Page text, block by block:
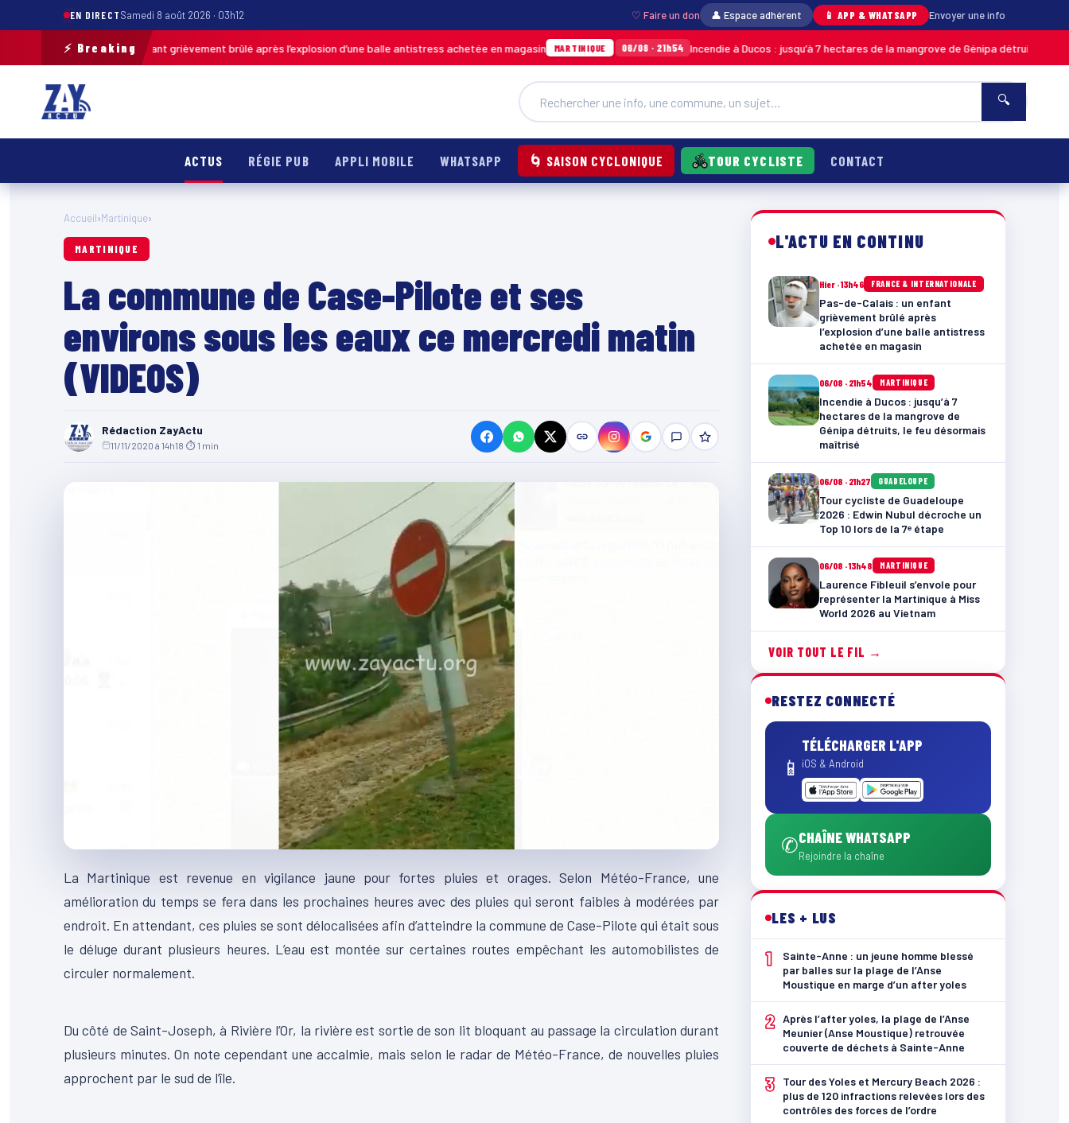
EN DIRECTSamedi 8 août 2026 · 03h12 ♡ Faire un don 👤 Espace adhérent 📱 APP & WHATSAPP Envoyer une info
⚡ Breaking
de-Calais : un enfant grièvement brûlé après l’explosion d’une balle antistress achetée en magasin MARTINIQUE 06/08 · 21h54 Incendie à Ducos : jusqu’à 7 hectares de la mangrove de Génipa détruits, le feu
🔍
ACTUS RÉGIE PUB APPLI MOBILE WHATSAPP 🌀 SAISON CYCLONIQUE TOUR CYCLISTE CONTACT
Accueil›Martinique›
MARTINIQUE
La commune de Case-Pilote et ses
environs sous les eaux ce mercredi matin
(VIDEOS)
Rédaction ZayActu
11/11/2020 à 14h18 ⏱ 1 min
La Martinique est revenue en vigilance jaune pour fortes pluies et orages. Selon Météo-France, une
amélioration du temps se fera dans les prochaines heures avec des pluies qui seront faibles à modérées par
endroit. En attendant, ces pluies se sont délocalisées afin d’atteindre la commune de Case-Pilote qui était sous
le déluge durant plusieurs heures. L’eau est montée sur certaines routes empêchant les automobilistes de
circuler normalement.
vidéo
Du côté de Saint-Joseph, à Rivière l’Or, la rivière est sortie de son lit bloquant au passage la circulation durant
plusieurs minutes. On note cependant une accalmie, mais selon le radar de Météo-France, de nouvelles pluies
approchent par le sud de l’île.
L'ACTU EN CONTINU
Hier · 13h46 FRANCE & INTERNATIONALE
Pas-de-Calais : un enfant
grièvement brûlé après
l’explosion d’une balle antistress
achetée en magasin
06/08 · 21h54 MARTINIQUE
Incendie à Ducos : jusqu’à 7
hectares de la mangrove de
Génipa détruits, le feu désormais
maîtrisé
06/08 · 21h27 GUADELOUPE
Tour cycliste de Guadeloupe
2026 : Edwin Nubul décroche un
Top 10 lors de la 7ᵉ étape
06/08 · 13h48 MARTINIQUE
Laurence Fibleuil s’envole pour
représenter la Martinique à Miss
World 2026 au Vietnam
VOIR TOUT LE FIL →
RESTEZ CONNECTÉ
📱
TÉLÉCHARGER L'APP
iOS & Android
✆CHAÎNE WHATSAPP
Rejoindre la chaîne
LES + LUS
1
Sainte-Anne : un jeune homme blessé
par balles sur la plage de l’Anse
Moustique en marge d’un after yoles
2 Après l’after yoles, la plage de l’Anse
Meunier (Anse Moustique) retrouvée
couverte de déchets à Sainte-Anne
3
Tour des Yoles et Mercury Beach 2026 :
plus de 120 infractions relevées lors des
contrôles des forces de l’ordre